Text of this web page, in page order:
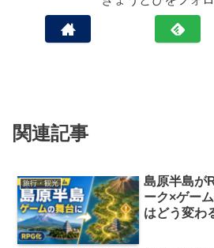
関連記事
旅行・観光
島原半島が
ーク×ゲー
はどう変わ